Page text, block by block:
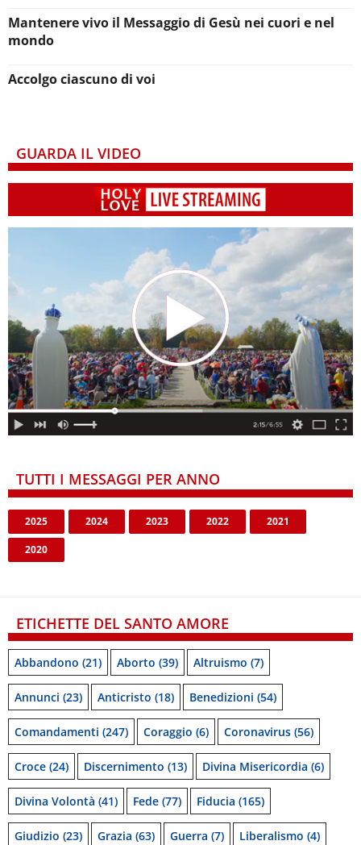
Mantenere vivo il Messaggio di Gesù nei cuori e nel
mondo
Accolgo ciascuno di voi
GUARDA IL VIDEO
TUTTI I MESSAGGI PER ANNO
2025 2024 2023 2022 2021
2020
ETICHETTE DEL SANTO AMORE
Abbandono (21) Aborto (39) Altruismo (7)
Annunci (23) Anticristo (18) Benedizioni (54)
Comandamenti (247) Coraggio (6) Coronavirus (56)
Croce (24) Discernimento (13) Divina Misericordia (6)
Divina Volontà (41) Fede (77) Fiducia (165)
Giudizio (23) Grazia (63) Guerra (7) Liberalismo (4)